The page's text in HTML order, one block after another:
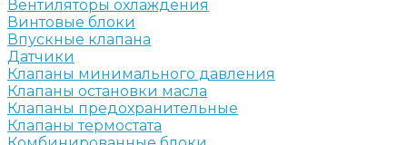
Вентиляторы охлаждения
Винтовые блоки
Впускные клапана
Датчики
Клапаны минимального давления
Клапаны остановки масла
Клапаны предохранительные
Клапаны термостата